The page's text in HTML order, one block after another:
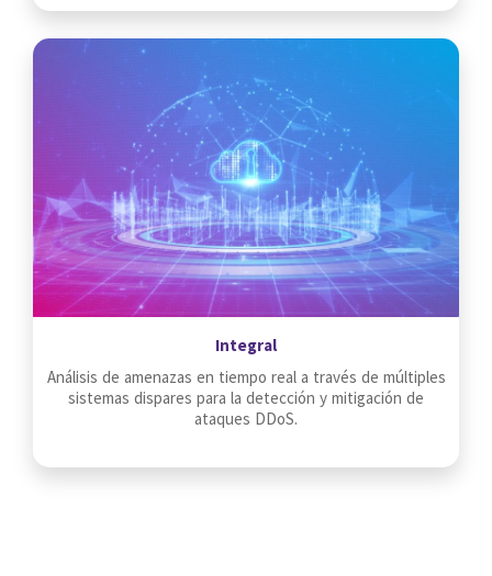
Integral
Análisis de amenazas en tiempo real a través de múltiples
sistemas dispares para la detección y mitigación de
ataques DDoS.